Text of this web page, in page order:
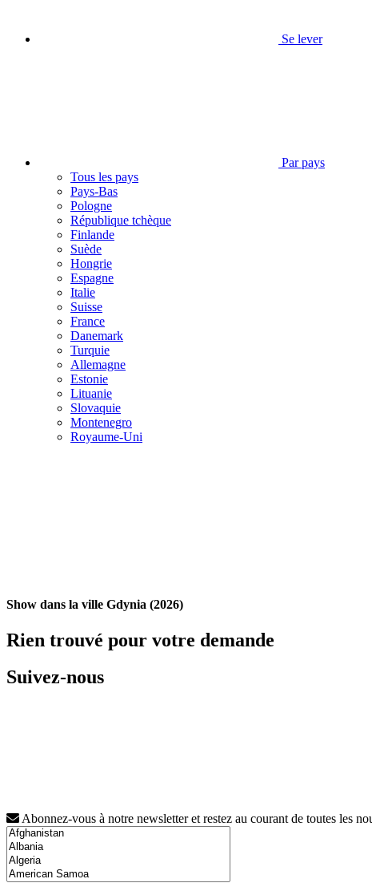
Se lever
Par pays
Tous les pays
Pays-Bas
Pologne
République tchèque
Finlande
Suède
Hongrie
Espagne
Italie
Suisse
France
Danemark
Turquie
Allemagne
Estonie
Lituanie
Slovaquie
Montenegro
Royaume-Uni
Show dans la ville Gdynia (2026)
Rien trouvé pour votre demande
Suivez-nous
Abonnez-vous à notre newsletter et restez au courant de toutes les